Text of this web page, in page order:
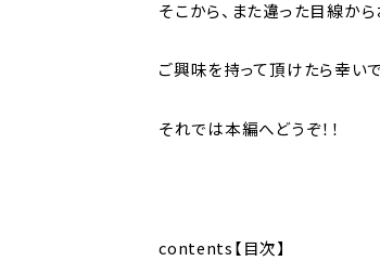
そこから、また違った目線か
ご興味を持って頂けたら幸いで
それでは本編へどうぞ！！
contents【目次】